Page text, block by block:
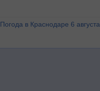
Погода в Краснодаре 6 августа